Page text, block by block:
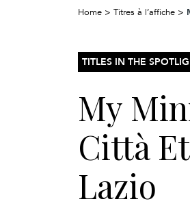
Home > Titres à l’affiche >
TITLES IN THE
My
Città
Lazio